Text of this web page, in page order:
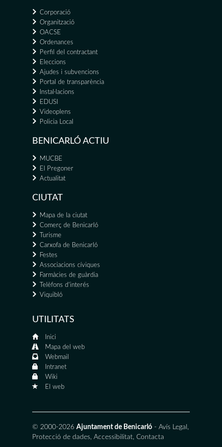
Corporació
Organització
OACSE
Ordenances
Perfil del contractant
Eleccions
Ajudes i subvencions
Portal de transparència
Instal·lacions
EDUSI
Videoplens
Policia Local
BENICARLÓ ACTIU
MUCBE
El Pregoner
Actualitat
CIUTAT
Mapa de la ciutat
Comerç de Benicarló
Turisme
Carxofa de Benicarló
Festes
Associacions cíviques
Farmàcies de guàrdia
Telèfons d'interés
Viquibló
UTILITATS
Inici
Mapa del web
Webmail
Intranet
Wiki
El web
© 2000-2026 Ajuntament de Benicarló - Avís Legal ,
Protecció de dades, Accessibilitat, Contacta